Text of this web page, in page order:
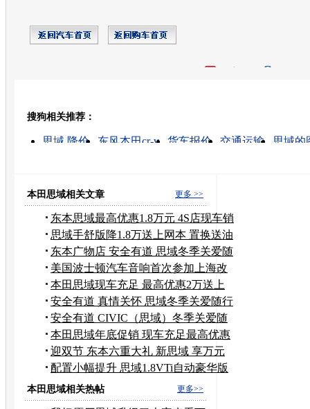
搜狗相关推荐：
思域 降价 东风本田cr-v 货车报价 交通运输
思域的
更多 >>
本田思域相关文章
东本思域最高优惠1.8万元 4S店现车销
售
思域手舒版降1.8万送上网本 置换送油
卡
东本广物店 安全有道 思域冬季关爱随
行
美国波士顿汽车音响首次参加上海改
装展
本田思域现车充足 最高优惠2万送上
网本
安全有道 真情关怀 思域冬季关爱随行
安全有道 CIVIC（思域）冬季关爱随
行
本田思域年底促销 现车充足最高优惠
2万
迎双节 东本六重大礼 新思域 享万元
惊喜
配置小幅提升 思域1.8VTi自动豪华版
更多>>
本田思域相关热帖